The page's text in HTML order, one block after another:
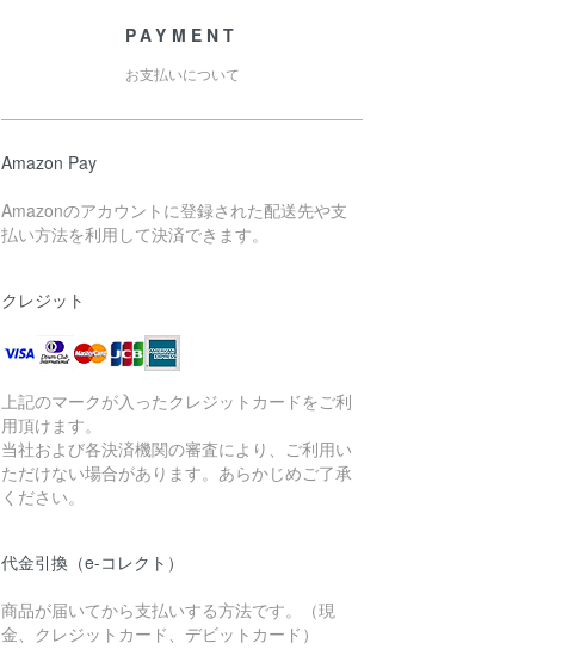
PAYMENT
お支払いについて
Amazon Pay
Amazonのアカウントに登録された配送先や支
払い方法を利用して決済できます。
クレジット
上記のマークが入ったクレジットカードをご利
用頂けます。
当社および各決済機関の審査により、ご利用い
ただけない場合があります。あらかじめご了承
ください。
代金引換（e-コレクト）
商品が届いてから支払いする方法です。（現
金、クレジットカード、デビットカード）